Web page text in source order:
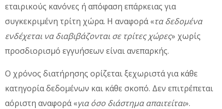
εταιρικούς κανόνες ή απόφαση επάρκειας για
συγκεκριμένη τρίτη χώρα. Η αναφορά «τα δεδομένα
ενδέχεται να διαβιβάζονται σε τρίτες χώρες» χωρίς
προσδιορισμό εγγυήσεων είναι ανεπαρκής.
Ο χρόνος διατήρησης ορίζεται ξεχωριστά για κάθε
κατηγορία δεδομένων και κάθε σκοπό. Δεν επιτρέπεται
αόριστη αναφορά «για όσο διάστημα απαιτείται».